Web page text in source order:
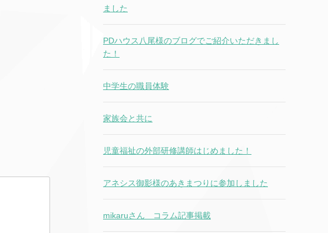
ました
PDハウス八尾様のブログでご紹介いただきまし
た！
中学生の職員体験
家族会と共に
児童福祉の外部研修講師はじめました！
アネシス御影様のあきまつりに参加しました
mikaruさん コラム記事掲載